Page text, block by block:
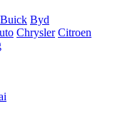
Buick Byd
Chrysler Citroen